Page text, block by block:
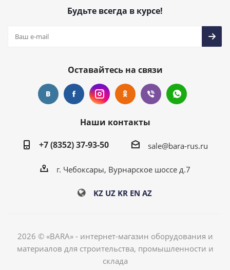
Будьте всегда в курсе!
Оставайтесь на связи
Наши контакты
+7 (8352) 37-93-50
sale@bara-rus.ru
г. Чебоксары, Вурнарское шоссе д.7
KZ UZ KR EN AZ
2026 © «BARA» - интернет-магазин оборудования и
материалов для строительства, промышленности и
склада